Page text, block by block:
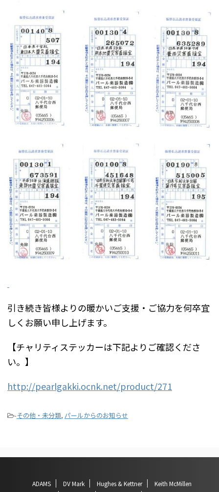
引き続き皆様よりの暖かいご支援・ご協力を何卒宜
しくお願い申し上げます。
【チャリティステッカーは下記よりご確認くださ
い。】
http://pearlgakki.ocnk.net/product/271
-その他・未分類, パールからのお知らせ
ADAMS DV Mark Hughes & Kettner
Keith McMillen